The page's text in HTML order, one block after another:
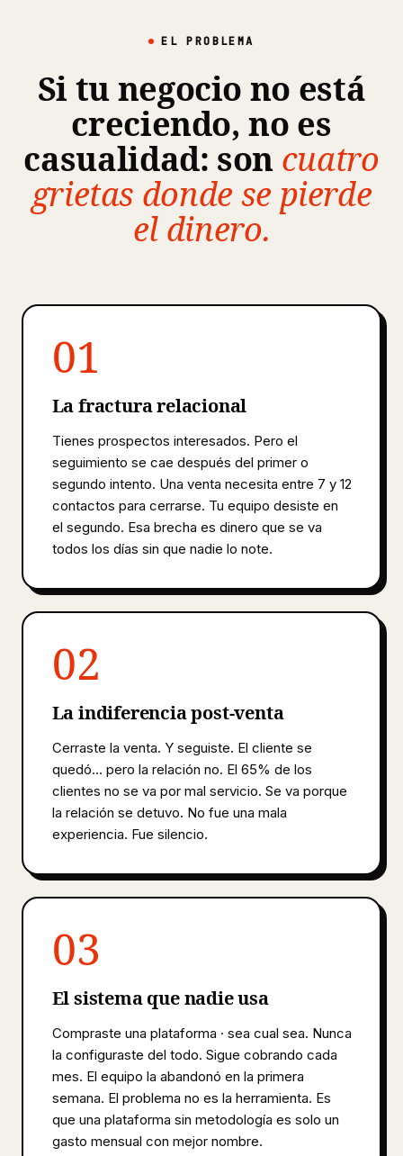
EL PROBLEMA
Si tu negocio no está
creciendo, no es
casualidad: son cuatro
grietas donde se pierde
el dinero.
01
La fractura relacional
Tienes prospectos interesados. Pero el
seguimiento se cae después del primer o
segundo intento. Una venta necesita entre 7 y 12
contactos para cerrarse. Tu equipo desiste en
el segundo. Esa brecha es dinero que se va
todos los días sin que nadie lo note.
02
La indiferencia post-venta
Cerraste la venta. Y seguiste. El cliente se
quedó... pero la relación no. El 65% de los
clientes no se va por mal servicio. Se va porque
la relación se detuvo. No fue una mala
experiencia. Fue silencio.
03
El sistema que nadie usa
Compraste una plataforma · sea cual sea. Nunca
la configuraste del todo. Sigue cobrando cada
mes. El equipo la abandonó en la primera
semana. El problema no es la herramienta. Es
que una plataforma sin metodología es solo un
gasto mensual con mejor nombre.